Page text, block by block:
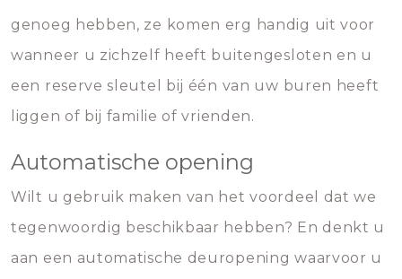
genoeg hebben, ze komen erg handig uit voor
wanneer u zichzelf heeft buitengesloten en u
een reserve sleutel bij één van uw buren heeft
liggen of bij familie of vrienden.
Automatische opening
Wilt u gebruik maken van het voordeel dat we
tegenwoordig beschikbaar hebben? En denkt u
aan een automatische deuropening waarvoor u